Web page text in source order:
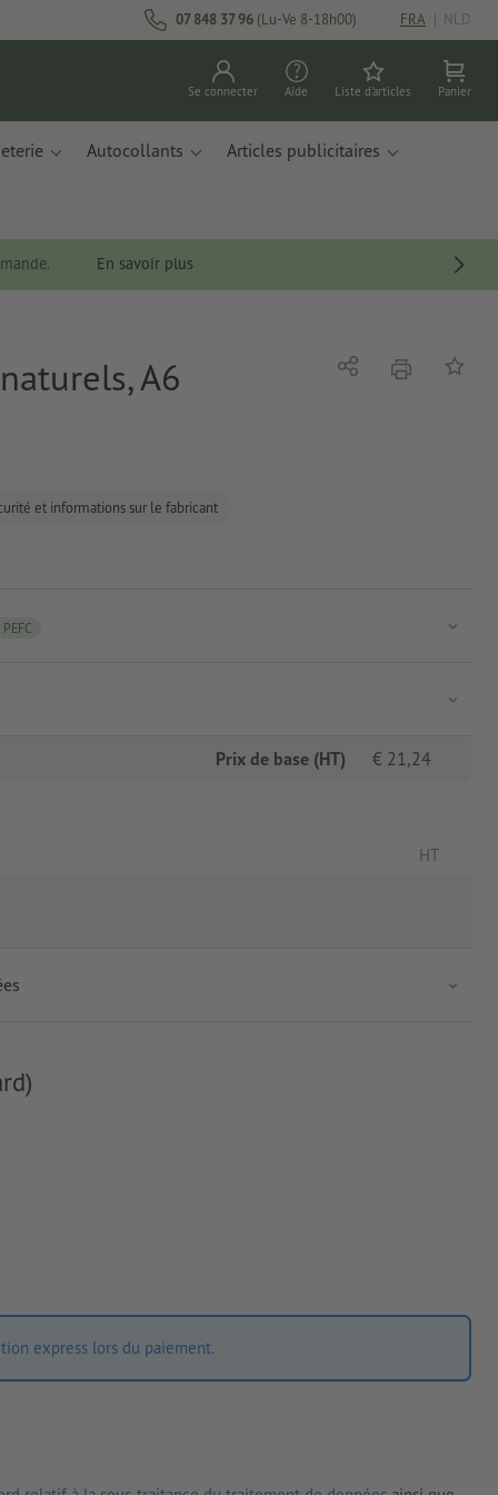
07 848 37 96 (Lu-Ve 8-18h00) FRA | NLD
Se connecter Aide Liste d'articles Panier
Autocollants Articles publicitaires
En savoir plus
A6
et informations sur le fabricant
Partagerimprimer
PEFC
Prix de base (HT) € 21,24
HT
express lors du paiement.